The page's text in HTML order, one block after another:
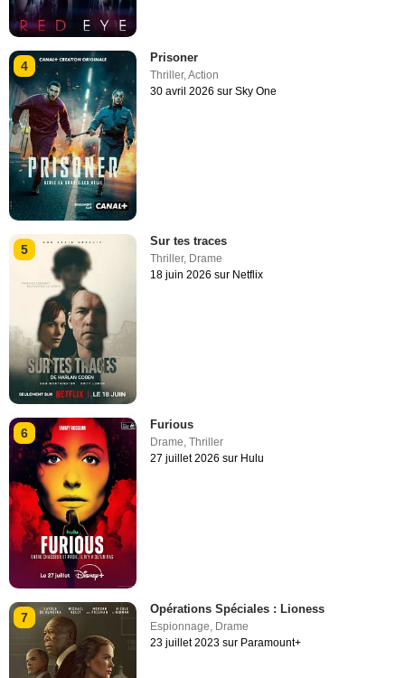
4
Prisoner
Thriller,Action
30 avril 2026 sur Sky One
5
Sur tes traces
Thriller, Drame
18 juin 2026 sur Netflix
6
Furious
Drame,Thriller
27 juillet 2026 sur Hulu
7
Opérations Spéciales : Lioness
Espionnage Drame
23 juillet 2023 sur Paramount+